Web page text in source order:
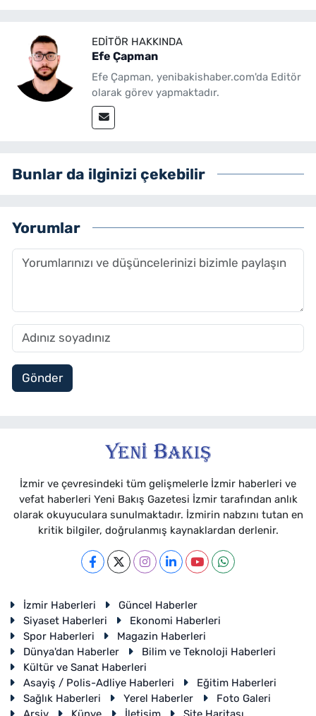
EDITÖR HAKKINDA
Efe Çapman
Efe Çapman, yenibakishaber.com'da Editör
olarak görev yapmaktadır.
Bunlar da ilginizi çekebilir
Yorumlar
Gönder
İzmir ve çevresindeki tüm gelişmelerle İzmir haberleri ve
vefat haberleri Yeni Bakış Gazetesi İzmir tarafından anlık
olarak okuyuculara sunulmaktadır. İzmirin nabzını tutan en
kritik bilgiler, doğrulanmış kaynaklardan derlenir.
İzmir Haberleri
Güncel Haberler
Siyaset Haberleri
Ekonomi Haberleri
Spor Haberleri
Magazin Haberleri
Dünya'dan Haberler
Bilim ve Teknoloji Haberleri
Kültür ve Sanat Haberleri
Asayiş / Polis-Adliye Haberleri
Eğitim Haberleri
Sağlık Haberleri
Yerel Haberler
Foto Galeri